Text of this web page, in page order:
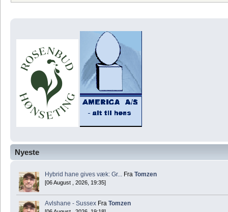
Nyeste
Hybrid hane gives væk: Gr... Fra Tomzen
[06 August , 2026, 19:35]
Avlshane - Sussex Fra Tomzen